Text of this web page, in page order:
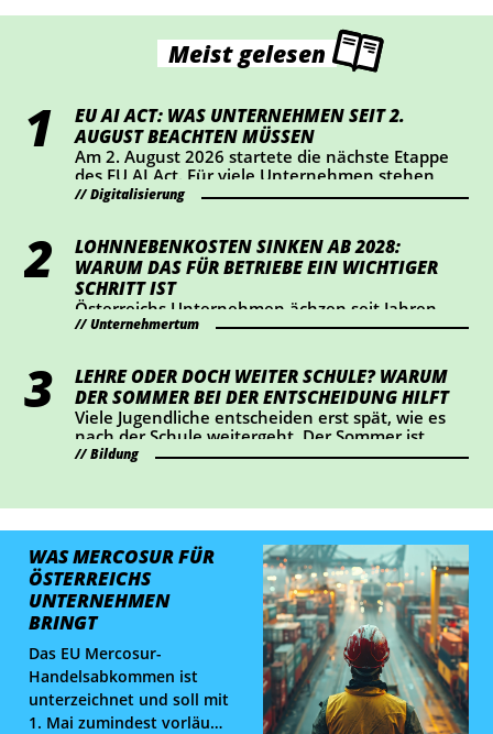
Meist gelesen
EU AI ACT: WAS UNTERNEHMEN SEIT 2.
AUGUST BEACHTEN MÜSSEN
Am 2. August 2026 startete die nächste Etappe
des EU AI Act. Für viele Unternehmen stehen
dabei vor allem Transparenz und Kennzeichnung
sollte jetzt prüfen, ob Handlungsbedarf besteht.
Digitalisierung
LOHNNEBENKOSTEN SINKEN AB 2028:
WARUM DAS FÜR BETRIEBE EIN WICHTIGER
SCHRITT IST
Österreichs Unternehmen ächzen seit Jahren
unter hohen Lohnnebenkosten. Die
bedeutet eine Entlastung von rund 2 Mrd. Euro
für Österreichs Betriebe. Wir haben
nachgerechnet, wie sich das konkret auswirkt.
Unternehmertum
LEHRE ODER DOCH WEITER SCHULE? WARUM
DER SOMMER BEI DER ENTSCHEIDUNG HILFT
Viele Jugendliche entscheiden erst spät, wie es
nach der Schule weitergeht. Der Sommer ist
ideal, um Lehrberufe auszuprobieren und Fragen
Bildung
WAS MERCOSUR FÜR
ÖSTERREICHS
UNTERNEHMEN
BRINGT
Das EU Mercosur-
Handelsabkommen ist
unterzeichnet und soll mit
1. Mai zumindest vorläufig